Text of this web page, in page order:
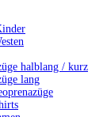
halblang / kurz
lang